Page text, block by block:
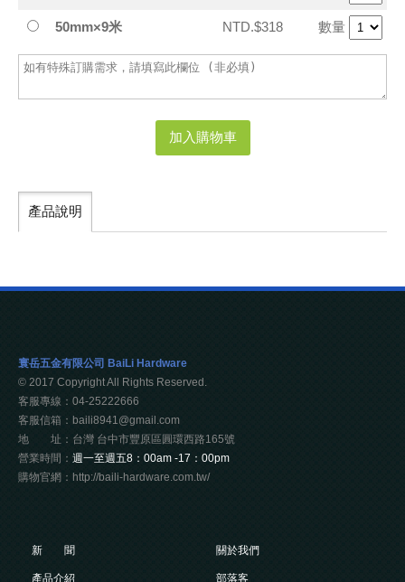
50mm×9米 NTD.$318 數量
加入購物車
產品說明
寰岳五金有限公司 BaiLi Hardware
© 2017 Copyright All Rights Reserved.
客服專線：04-25222666
客服信箱：baili8941@gmail.com
地 址：台灣 台中市豐原區圓環西路165號
營業時間： 週一至週五8：00am -17：00pm
購物官網：http://baili-hardware.com.tw/
新 聞 關於我們
產品介紹 部落客